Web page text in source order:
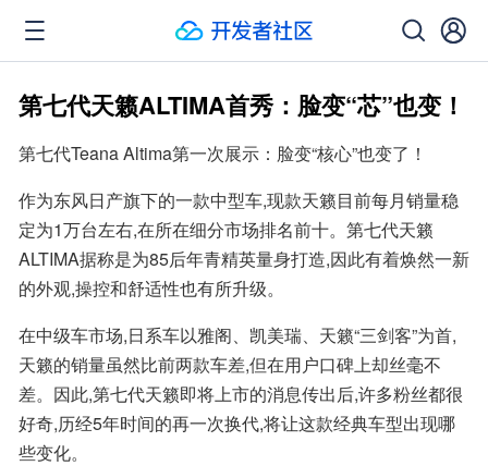
第七代天籁ALTIMA首秀：脸变“芯”也变！
第七代Teana Altima第一次展示：脸变“核心”也变了！
作为东风日产旗下的一款中型车,现款天籁目前每月销量稳
定为1万台左右,在所在细分市场排名前十。第七代天籁
ALTIMA据称是为85后年青精英量身打造,因此有着焕然一新
的外观,操控和舒适性也有所升级。
在中级车市场,日系车以雅阁、凯美瑞、天籁“三剑客”为首,
天籁的销量虽然比前两款车差,但在用户口碑上却丝毫不
差。因此,第七代天籁即将上市的消息传出后,许多粉丝都很
好奇,历经5年时间的再一次换代,将让这款经典车型出现哪
些变化。